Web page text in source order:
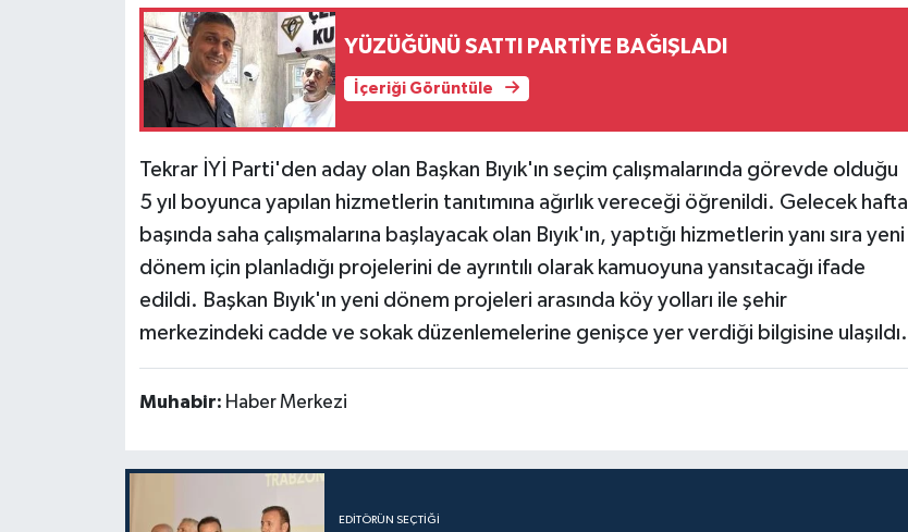
YÜZÜĞÜNÜ SATTI PARTİYE BAĞIŞLADI
İçeriği Görüntüle
Tekrar İYİ Parti'den aday olan Başkan Bıyık'ın seçim çalışmalarında görevde olduğu
5 yıl boyunca yapılan hizmetlerin tanıtımına ağırlık vereceği öğrenildi. Gelecek hafta
başında saha çalışmalarına başlayacak olan Bıyık'ın, yaptığı hizmetlerin yanı sıra yeni
dönem için planladığı projelerini de ayrıntılı olarak kamuoyuna yansıtacağı ifade
edildi. Başkan Bıyık'ın yeni dönem projeleri arasında köy yolları ile şehir
merkezindeki cadde ve sokak düzenlemelerine genişce yer verdiği bilgisine ulaşıldı.
Muhabir: Haber Merkezi
EDITÖRÜN SEÇTIĞI